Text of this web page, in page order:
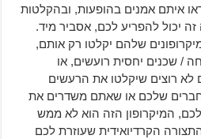
איתם אמנים בהופעות, ובהקלטות
יכול להפריע לכם, אסביר מיד.
שלהם יקלטו רק אותם,
/ שכנים יחסית רועשים, או
לא רוצים שיקלטו את הרעשים
שלכם או שאתם משדרים את
המיקרופון הזה הוא לא ממש
הקרדיואידית שעוזרת לכם